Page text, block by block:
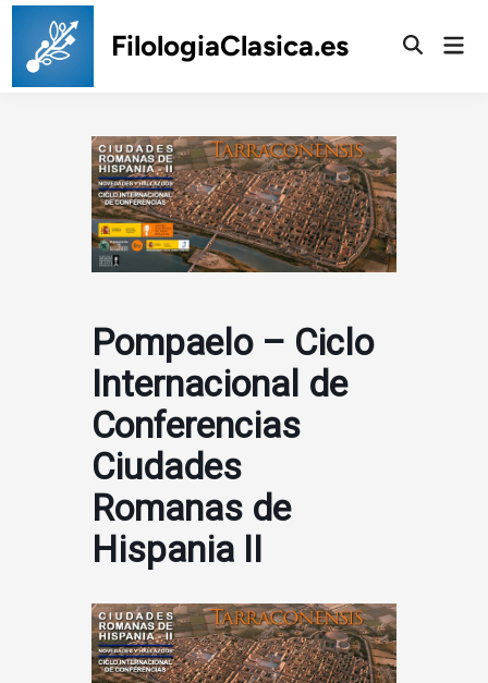
Saltar
contenido
FilologiaClasica.es
Pompaelo – Ciclo
Internacional de
Conferencias
Ciudades
Romanas de
Hispania II